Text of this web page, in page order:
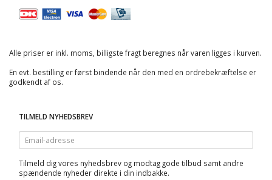
Alle priser er inkl. moms, billigste fragt beregnes når varen ligges i kurven.
En evt. bestilling er først bindende når den med en ordrebekræftelse er
godkendt af os.
TILMELD NYHEDSBREV
Email-
adresse
Tilmeld dig vores nyhedsbrev og modtag gode tilbud samt andre
spændende nyheder direkte i din indbakke.